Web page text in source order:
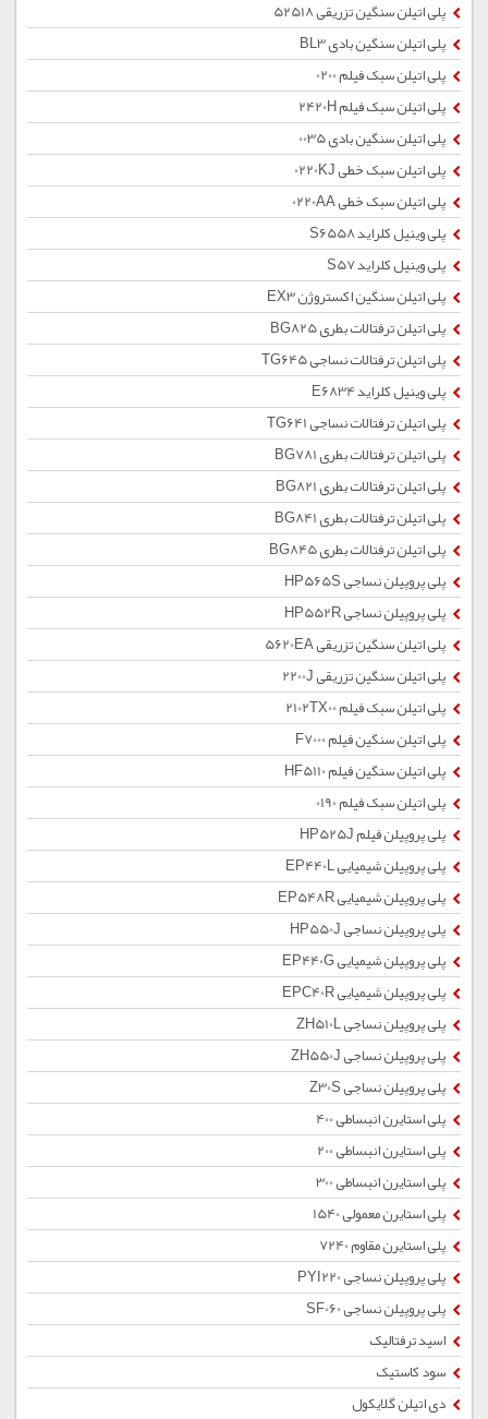
پلی اتیلن سنگین تزریقی 52518
پلی اتیلن سنگین بادی BL3
پلی اتیلن سبک فیلم 0200
پلی اتیلن سبک فیلم 2420H
پلی اتیلن سنگین بادی 0035
پلی اتیلن سبک خطی 0220KJ
پلی اتیلن سبک خطی 0220AA
پلی وینیل کلراید S6558
پلی وینیل کلراید S57
پلی اتیلن سنگین اکستروژن EX3
پلی اتیلن ترفتالات بطری BG825
پلی اتیلن ترفتالات نساجی TG645
پلی وینیل کلراید E6834
پلی اتیلن ترفتالات نساجی TG641
پلی اتیلن ترفتالات بطری BG781
پلی اتیلن ترفتالات بطری BG821
پلی اتیلن ترفتالات بطری BG841
پلی اتیلن ترفتالات بطری BG845
پلی پروپیلن نساجی HP565S
پلی پروپیلن نساجی HP552R
پلی اتیلن سنگین تزریقی 5620EA
پلی اتیلن سنگین تزریقی 2200J
پلی اتیلن سبک فیلم 2102TX00
پلی اتیلن سنگین فیلم F7000
پلی اتیلن سنگین فیلم HF5110
پلی اتیلن سبک فیلم 0190
پلی پروپیلن فیلم HP525J
پلی پروپیلن شیمیایی EP440L
پلی پروپیلن شیمیایی EP548R
پلی پروپیلن نساجی HP550J
پلی پروپیلن شیمیایی EP440G
پلی پروپیلن شیمیایی EPC40R
پلی پروپیلن نساجی ZH510L
پلی پروپیلن نساجی ZH550J
پلی پروپیلن نساجی Z30S
پلی استایرن انبساطی 400
پلی استایرن انبساطی 200
پلی استایرن انبساطی 300
پلی استایرن معمولی 1540
پلی استایرن مقاوم 7240
پلی پروپیلن نساجی PYI220
پلی پروپیلن نساجی SF060
اسید ترفتالیک
سود کاستیک
دی اتیلن گلایکول